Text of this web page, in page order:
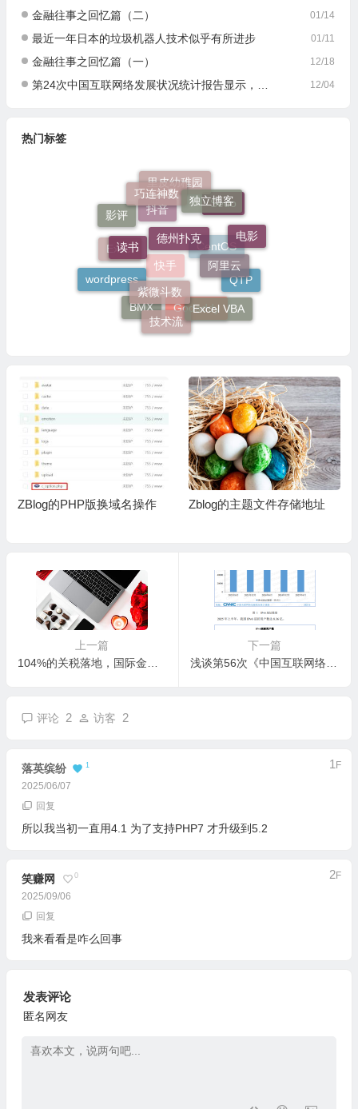
01/14
金融往事之回忆篇（二）
01/11
最近一年日本的垃圾机器人技术似乎有所进步
12/18
金融往事之回忆篇（一）
12/04
第24次中国互联网络发展状况统计报告显示，网站数量仍然在400万以下
热门标签
抖音
里皮幼稚园
Sedo
CentOS
快手
Excel
影评
巧连神数
独立博客
电影
QTP
Godaddy
BMX
wordpress
读书
德州扑克
阿里云
Excel VBA
技术流
紫微斗数
ZBlog的PHP版换域名操作 Zblog的主题文件存储地址
上一篇
104%的关税落地，国际金融局面更加复杂混乱
下一篇
浅谈第56次《中国互联网络发展状况统计报告》
评论 2 访客 2
落英缤纷 1
2025/06/07
1 F
回复
所以我当初一直用4.1 为了支持PHP7 才升级到5.2
笑赚网 0
2025/09/06
2F
回复
我来看看是咋么回事
发表评论
匿名网友